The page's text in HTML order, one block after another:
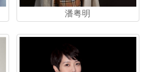
潘粤明